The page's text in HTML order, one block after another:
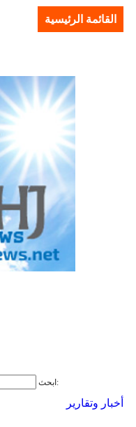
القائمة الرئيسية
ابحث ابحث عن:
أخبار وتقارير